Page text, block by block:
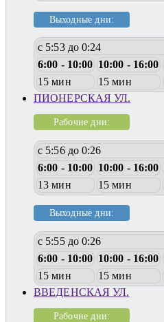
Выходные дни:
с 5:53 до 0:24
6:00 - 10:00 10:00 - 16:00
15 мин
15 мин
ПИОНЕРСКАЯ УЛ.
Рабочие дни:
с 5:56 до 0:26
6:00 - 10:00 10:00 - 16:00
13 мин
15 мин
Выходные дни:
с 5:55 до 0:26
6:00 - 10:00 10:00 - 16:00
15 мин
15 мин
ВВЕДЕНСКАЯ УЛ.
Рабочие дни: